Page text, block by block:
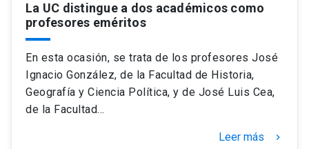
La UC distingue a dos académicos como
profesores eméritos
En esta ocasión, se trata de los profesores José
Ignacio González, de la Facultad de Historia,
Geografía y Ciencia Política, y de José Luis Cea,
de la Facultad…
Leer más keyboard_arrow_right